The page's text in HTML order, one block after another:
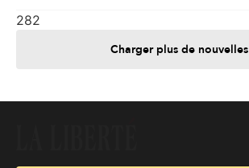
282
Charger plus de nouvelles